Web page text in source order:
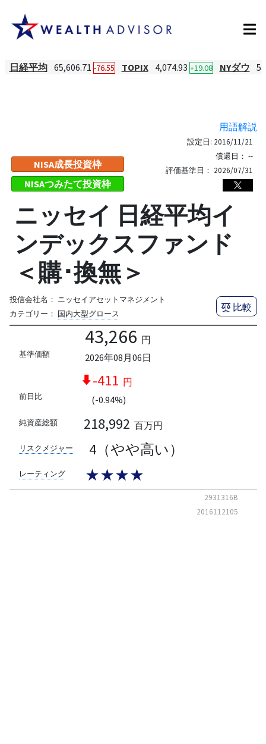
日経平均 65,606.71 -76.55 TOPIX 4,074.93 +19.08 NYダウ
用語解説
NISA成長投資枠
NISAつみたて投資枠
設定日: 2016/11/21
償還日： --
評価基準日： 2026/07/31
ニッセイ 日経平均イ
ンデックスファンド
＜購･換無＞
投信会社名： ニッセイアセットマネジメント
カテゴリー： 国内大型グロース
比較
基準価額
43,266 円
2026年08月06日
前日比
-411 円
(-0.94%)
純資産総額 218,992 百万円
リスクメジャー 4（やや高い）
レーティング ★★★★
2931316B
2016112105